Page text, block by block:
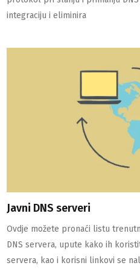
integraciju i eliminira
Javni DNS serveri
Ovdje možete pronaći listu
DNS servera, upute kako ih
servera, kao i korisni linkovi se